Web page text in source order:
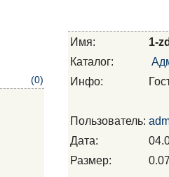
(0)
Имя:
1-
Каталог:
Инфо:
Пользователь:
Дата:
Размер: